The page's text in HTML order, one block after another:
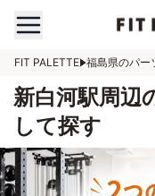
FIT PALETTE 福島県のパー
新白河駅周辺
して探す